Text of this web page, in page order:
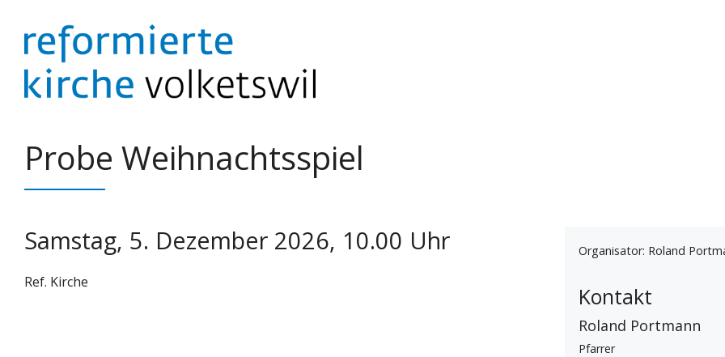
zum
Inhalt
Probe Weihnachtsspiel
Samstag, 5. Dezember 2026, 10.00 Uhr
Ref. Kirche
Organisator: Roland
Kontakt
Roland Portmann
Pfarrer